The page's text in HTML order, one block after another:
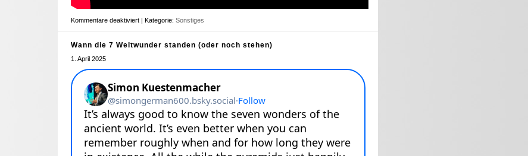
Kommentare deaktiviert | Kategorie: Sonstiges
Wann die 7 Weltwunder standen (oder noch stehen)
1. April 2025